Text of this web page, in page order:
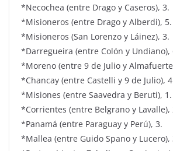
*Necochea (entre Drago y Caseros), 3.
*Misioneros (entre Drago y Alberdi), 5.
*Misioneros (San Lorenzo y Láinez), 3.
*Darregueira (entre Colón y Undiano),
*Moreno (entre 9 de Julio y
*Chancay (entre Castelli y 9 de Julio),
*Misiones (entre Saavedra y Beruti), 1.
*Corrientes (entre Belgrano y Lavalle),
*Panamá (entre Paraguay y Perú), 3.
*Mallea (entre Guido Spano y Lucero),